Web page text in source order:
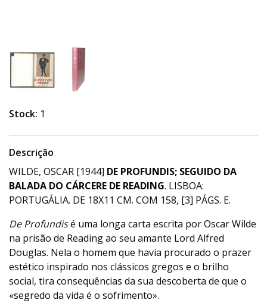
Stock: 1
Descrição
WILDE, OSCAR [1944] DE PROFUNDIS; SEGUIDO DA
BALADA DO CÁRCERE DE READING. LISBOA:
PORTUGÁLIA. DE 18X11 CM. COM 158, [3] PÁGS. E.
De Profundisé uma longa carta escrita por Oscar Wilde
na prisão de Reading ao seu amante Lord Alfred
Douglas. Nela o homem que havia procurado o prazer
estético inspirado nos clássicos gregos e o brilho
social, tira consequências da sua descoberta de que o
«segredo da vida é o sofrimento».